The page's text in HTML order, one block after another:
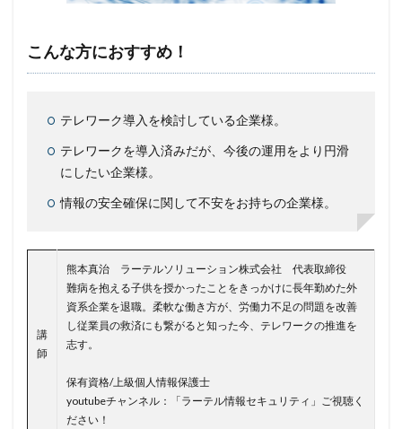
新型ウイルス
新型コロナウイルス
新種
方針 日本
日本HP
日本医科大学武蔵小杉病院
日本損害保険協会
日本郵便
日銀 明海大学 暗号
暗号BOM
暗号化
暗号移行
更新
更新プログラム 東京
東京オリンピック
標的型メール
標的型メール訓練
標的型攻撃
権限
機密 機密性 機密情報
機能
民間企業
添付ファイル
点検
こんな方におすすめ！
テレワーク導入を検討している企業様。
テレワークを導入済みだが、今後の運用をより円滑
にしたい企業様。
情報の安全確保に関して不安をお持ちの企業様。
講
師
熊本真治 ラーテルソリューション株式会社 代表取締役
難病を抱える子供を授かったことをきっかけに長年勤めた外
資系企業を退職。柔軟な働き方が、労働力不足の問題を改善
し従業員の救済にも繋がると知った今、テレワークの推進を
志す。
保有資格/上級個人情報保護士
youtubeチャンネル：「ラーテル情報セキュリティ」ご視聴く
ださい！